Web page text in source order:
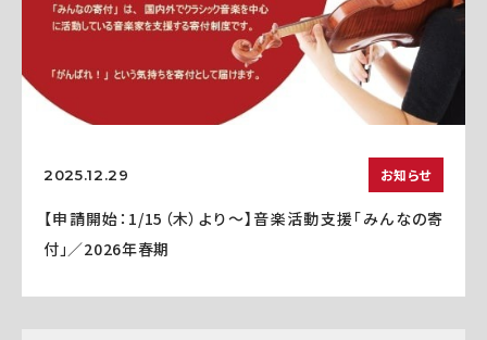
2025.12.29 お知らせ
【申請開始：1/15（木）より～】音楽活動支援「みんなの寄
付」／2026年春期